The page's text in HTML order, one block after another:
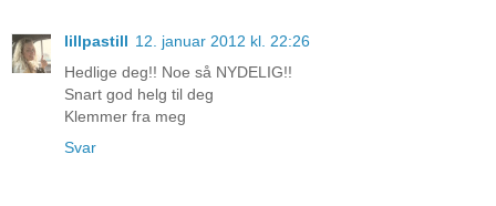
lillpastill 12. januar 2012 kl. 22:26
Hedlige deg!! Noe så NYDELIG!!
Snart god helg til deg
Klemmer fra meg
Svar